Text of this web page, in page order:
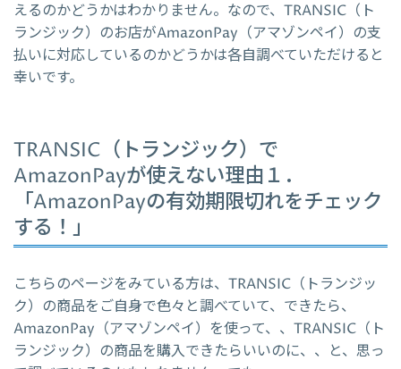
えるのかどうかはわかりません。なので、TRANSIC（ト
ランジック）のお店がAmazonPay（アマゾンペイ）の支
払いに対応しているのかどうかは各自調べていただけると
幸いです。
TRANSIC（トランジック）で
AmazonPayが使えない理由１．
「AmazonPayの有効期限切れをチェック
する！」
こちらのページをみている方は、TRANSIC（トランジッ
ク）の商品をご自身で色々と調べていて、できたら、
AmazonPay（アマゾンペイ）を使って、、TRANSIC（ト
ランジック）の商品を購入できたらいいのに、、と、思っ